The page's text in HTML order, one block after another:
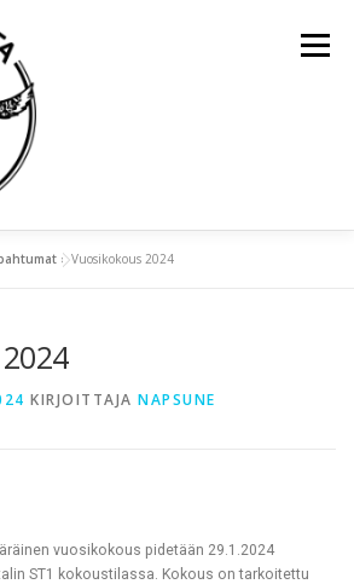
Valikko
TAPAHTUMAT
»Vuosikokous 2024
KIRJOITTAJA NAPSUNE
vuosikokous pidetään 29.1.2024
ST1 kokoustilassa. Kokous on tarkoitettu